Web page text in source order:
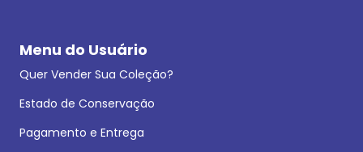
Menu do Usuário
Quer Vender Sua Coleção?
Estado de Conservação
Pagamento e Entrega